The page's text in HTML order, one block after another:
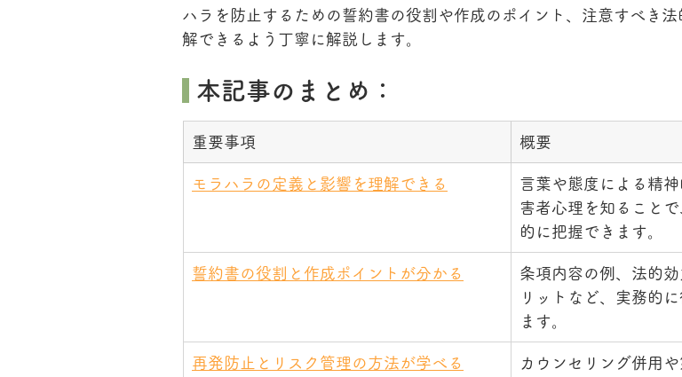
ハラを防止するための誓約書の役割や作成のポイント、注意すべき
解できるよう丁寧に解説します。
本記事のまとめ：
重要事項 概要
モラハラの定義と影響を理解できる
言葉や態度による精
害者心理を知ること
的に把握できます。
誓約書の役割と作成ポイントが分かる
条項内容の例、法的
リットなど、実務的
ます。
再発防止とリスク管理の方法が学べる
カウンセリング併用